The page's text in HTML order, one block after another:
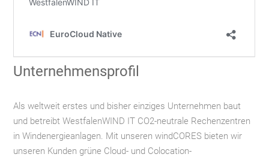
Unternehmensprofil
Als weltweit erstes und bisher einziges Unternehmen baut
und betreibt WestfalenWIND IT CO2-neutrale Rechenzentren
in Windenergieanlagen. Mit unseren windCORES bieten wir
unseren Kunden grüne Cloud- und Colocation-